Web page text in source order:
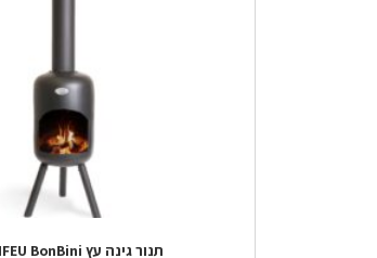
תנור גינה עץ BONFEU BonBini